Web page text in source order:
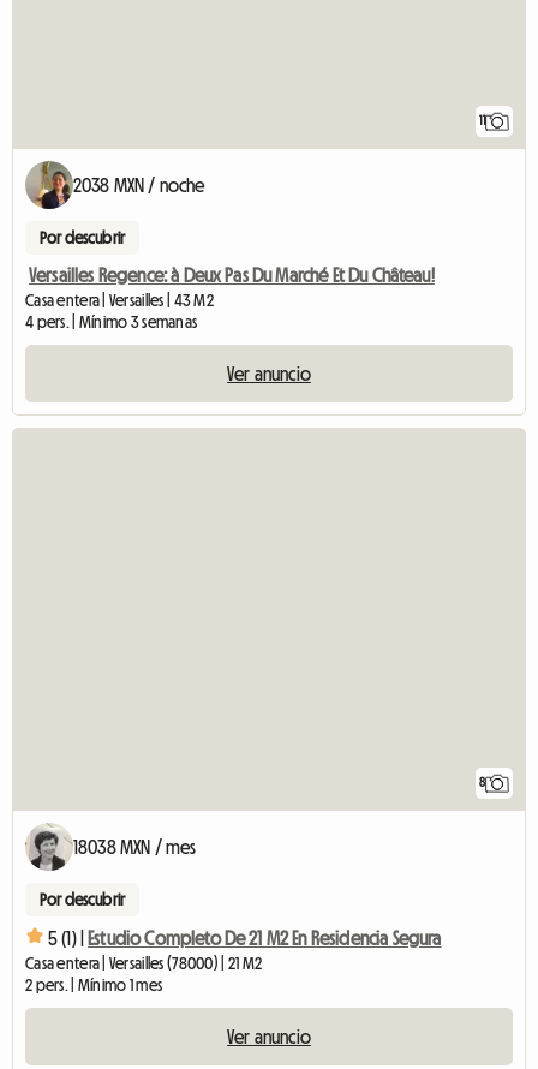
11
2038 MXN / noche
Por descubrir
Versailles Regence: à Deux Pas Du Marché Et Du Château!
Casa entera | Versailles | 43 M2
4 pers. | Mínimo 3 semanas
Ver anuncio
8
18038 MXN / mes
Por descubrir
5 (1) | Estudio Completo De 21 M2 En Residencia Segura
Casa entera | Versailles (78000) | 21 M2
2 pers. | Mínimo 1 mes
Ver anuncio